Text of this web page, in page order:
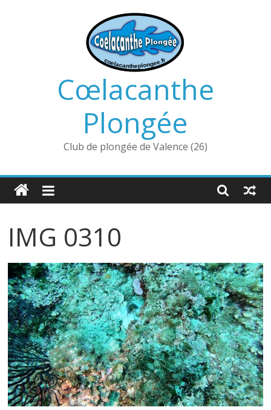
Cœlacanthe
Plongée
Club de plongée de Valence (26)
IMG 0310